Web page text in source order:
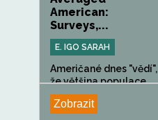
American:
Surveys,...
E. IGO SARAH
Američané dnes "vědí",
že většina populace...
Zobrazit